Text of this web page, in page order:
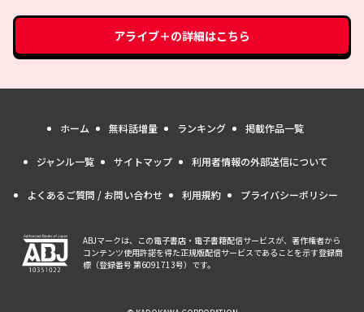
た
アライブ＋の詳細はこちら
ホーム 無料話増量 ランキング 掲載作品一覧
ジャンル一覧 サイトマップ 利用者情報の外部送信について
よくあるご質問 / お問い合わせ 利用規約 プライバシーポリシー
ABJマークは、この電子書店・電子書籍配信サービスが、著作権者から
コンテンツ使用許諾を得た正規版配信サービスであることを示す登録商
標（登録番号 第6091713号）です。